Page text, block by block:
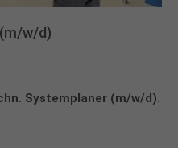
(m/w/d)
Systemplaner (m/w/d).